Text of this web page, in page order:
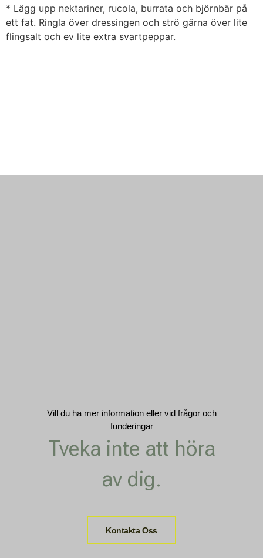
* Lägg upp nektariner, rucola, burrata och björnbär på
ett fat. Ringla över dressingen och strö gärna över lite
flingsalt och ev lite extra svartpeppar.
Vill du ha mer information eller vid frågor och
funderingar
Tveka inte att höra
av dig.
Kontakta Oss